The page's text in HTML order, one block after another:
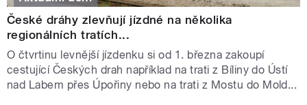
České dráhy zlevňují jízdné na několika
regionálních tratích...
O čtvrtinu levnější jízdenku si od 1. března zakoupí
cestující Českých drah například na trati z Bíliny do Ústí
nad Labem přes Úpořiny nebo na trati z Mostu do Mold...